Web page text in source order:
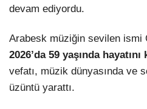
devam ediyordu.
Arabesk müziğin sevilen ismi
2026’da 59 yaşında
vefatı, müzik dünyasında ve
üzüntü yarattı.